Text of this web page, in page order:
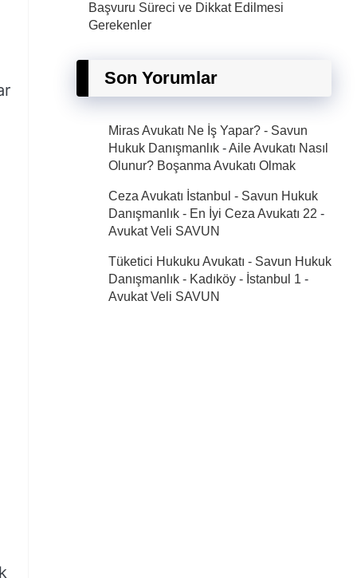
Başvuru Süreci ve Dikkat Edilmesi
Gerekenler
Son Yorumlar
Miras Avukatı Ne İş Yapar? - Savun
Hukuk Danışmanlık -Aile Avukatı Nasıl
Olunur? Boşanma Avukatı Olmak
Ceza Avukatı İstanbul - Savun Hukuk
Danışmanlık - En İyi Ceza Avukatı 22 -
Avukat Veli SAVUN
Tüketici Hukuku Avukatı - Savun Hukuk
Danışmanlık - Kadıköy - İstanbul 1 -
Avukat Veli SAVUN